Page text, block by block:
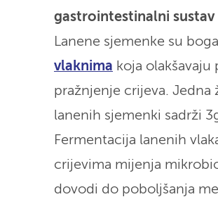
gastrointestinalni sustav
Lanene sjemenke su
vlaknima koja olakšavaju
pražnjenje crijeva. Jedna
lanenih sjemenki sadrži
Fermentacija lanenih
crijevima mijenja
dovodi do poboljšanja